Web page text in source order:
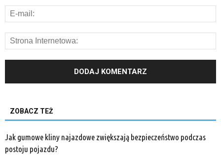
ZOBACZ TEŻ
Jak gumowe kliny najazdowe zwiększają bezpieczeństwo podczas
postoju pojazdu?